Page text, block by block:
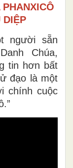
DIỆP
người sẵn
Chúa,
tin hơn bất
đạo là một
chính cuộc